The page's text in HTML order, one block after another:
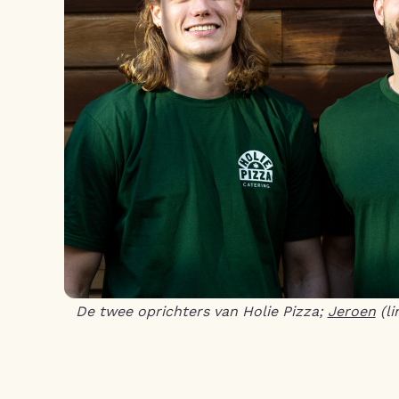
De twee oprichters van Holie Pizza; Jeroen